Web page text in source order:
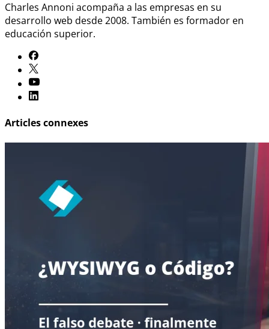
Charles Annoni acompaña a las empresas en su
desarrollo web desde 2008. También es formador en
educación superior.
Articles connexes